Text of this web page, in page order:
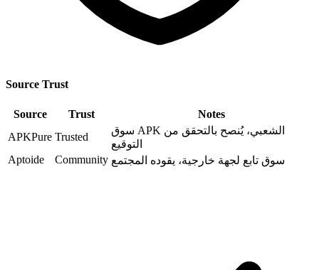
Source Trust
Source Trust
Notes
APKPure Trusted
سوق APK الشعبي، يُنصح بالتحقق من
التوقيع
Aptoide
Community سوق تابع لجهة خارجية، يقوده المجتمع